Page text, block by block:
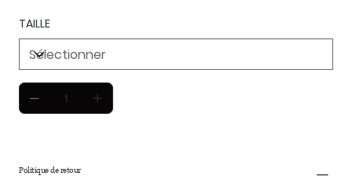
TAILLE
Politique de retour